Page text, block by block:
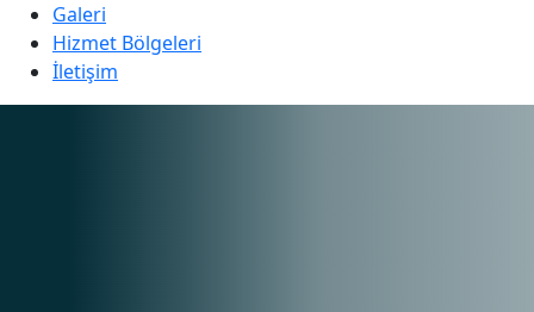
Galeri
Hizmet Bölgeleri
İletişim